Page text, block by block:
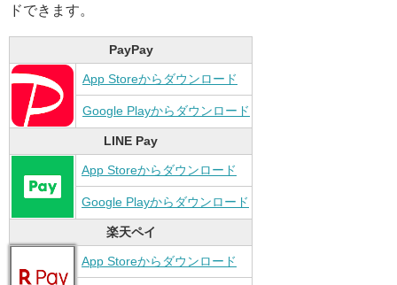
ドできます。
PayPay
App Storeからダウンロード
Google Playからダウンロード
LINE Pay
App Storeからダウンロード
Google Playからダウンロード
楽天ペイ
App Storeからダウンロード